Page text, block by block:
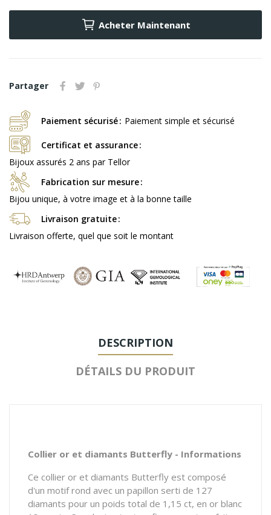
Acheter Maintenant
Partager
Paiement sécurisé Paiement simple et sécurisé
Certificat et assurance
Bijoux assurés 2 ans par Tellor
Fabrication sur mesure
Bijou unique, à votre image et à la bonne taille
Livraison gratuite
Livraison offerte, quel que soit le montant
DESCRIPTION
DÉTAILS DU PRODUIT
Collier or et diamants Butterfly - Informations
Ce collier or et diamants Butterfly est composé
d'un motif rond avec un papillon serti de 127
diamants pour un poids total de 1,15 ct, en or blanc